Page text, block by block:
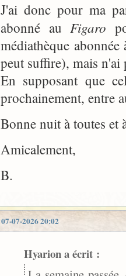
J'ai donc pour ma
abonné auFigaro
médiathèque
peut suffire), mais n'ai
En supposant que
prochainement, entre
Bonne nuit à toutes et
Amicalement,
B.
07-07-2026 20:02
Hyarion a écrit :